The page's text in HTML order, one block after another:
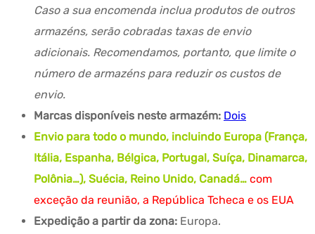
Caso a sua encomenda inclua produtos de outros
armazéns, serão cobradas taxas de envio
adicionais. Recomendamos, portanto, que limite o
número de armazéns para reduzir os custos de
envio.
Marcas disponíveis neste armazém: Dois
Envio para todo o mundo, incluindo Europa (França,
Itália, Espanha, Bélgica, Portugal, Suíça, Dinamarca,
Polônia…), Suécia, Reino Unido, Canadá… com
exceção da reunião, a República Tcheca e os EUA
Expedição a partir da zona: Europa.